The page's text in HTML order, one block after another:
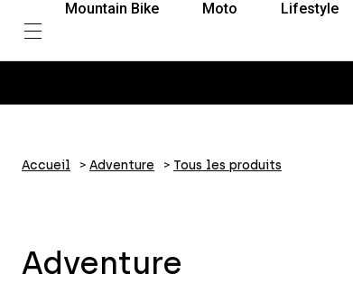
Mountain Bike Moto Lifestyle
Accueil Adventure Tous les produits
Adventure